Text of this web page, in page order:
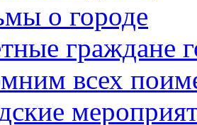
о городе
граждане
всех